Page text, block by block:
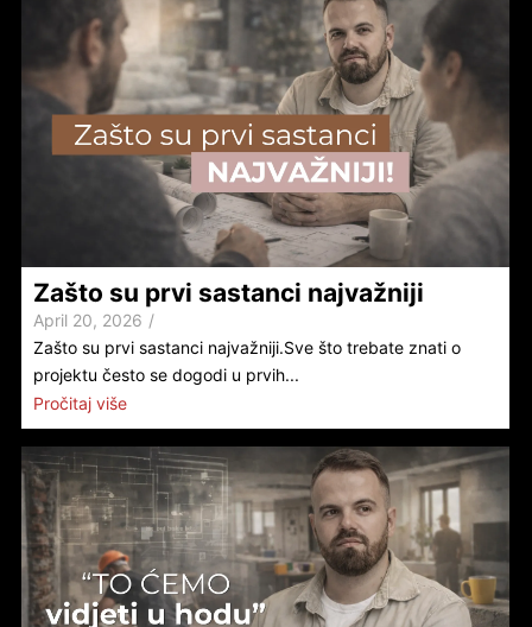
Zašto su prvi sastanci najvažniji
April 20, 2026 /
Zašto su prvi sastanci najvažniji.Sve što trebate znati o
projektu često se dogodi u prvih...
Pročitaj više